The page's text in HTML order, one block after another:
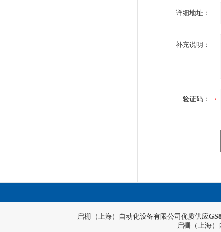
详细地址：
补充说明：
验证码：
启栅（上海）自动化设备有限公司优质供应
启栅（上海